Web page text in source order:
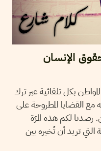
الإنسان
بكل تلقائية عبر ترك
مع القضايا المطروحة على
رصدنا لكم هذه المرّة
التي تريد أن تُخيره بين